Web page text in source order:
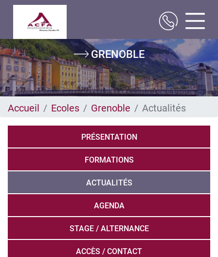
Aller
au
contenu
principal
GRENOBLE
Accueil Ecoles Grenoble Actualités
PRÉSENTATION
FORMATIONS
ACTUALITÉS
AGENDA
STAGE / ALTERNANCE
ACCÈS / CONTACT